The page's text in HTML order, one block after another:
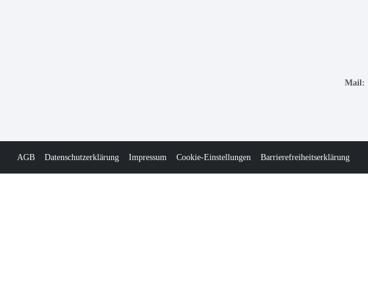
Mail:
AGB Datenschutzerklärung Impressum Cookie-Einstellungen Barrierefreiheitserklärung